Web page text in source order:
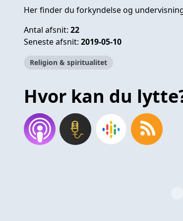
Her finder du forkyndelse og
Antal afsnit: 22
Seneste afsnit: 2019-05-10
Religion & spiritualitet
Hvor kan du